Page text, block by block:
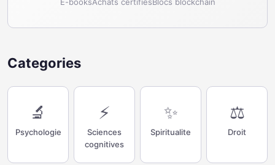
Categories
🔬
Psychologie
⚡
Sciences
cognitives
✨
Spiritualite
⚖️
Droit